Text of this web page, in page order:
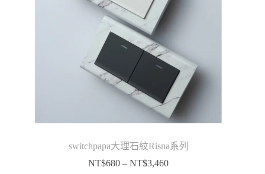
switchpapa大理石紋Risna系列
NT$680 – NT$3,460價